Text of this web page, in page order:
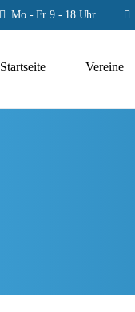
Mo - Fr 9 - 18 Uhr
Startseite Vereine